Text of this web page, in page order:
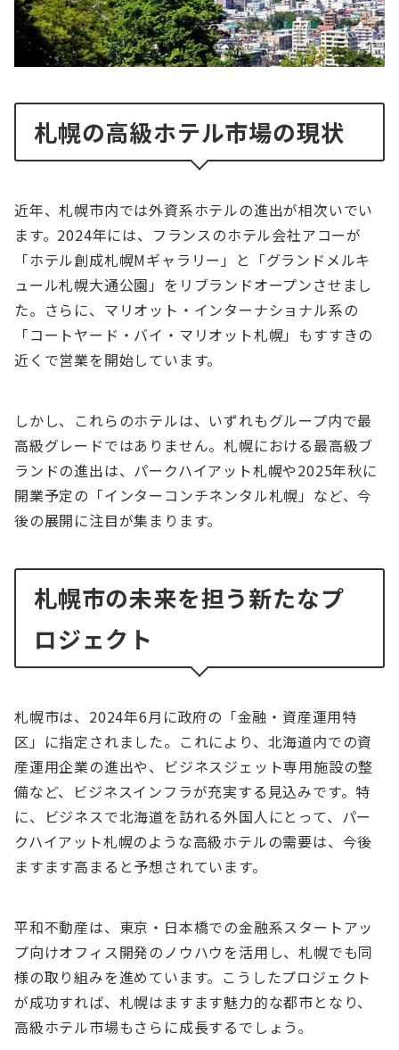
札幌の高級ホテル市場の現状
近年、札幌市内では外資系ホテルの進出が相次いでい
ます。2024年には、フランスのホテル会社アコーが
「ホテル創成札幌Mギャラリー」と「グランドメルキ
ュール札幌大通公園」をリブランドオープンさせまし
た。さらに、マリオット・インターナショナル系の
「コートヤード・バイ・マリオット札幌」もすすきの
近くで営業を開始しています。
しかし、これらのホテルは、いずれもグループ内で最
高級グレードではありません。札幌における最高級ブ
ランドの進出は、パークハイアット札幌や2025年秋に
開業予定の「インターコンチネンタル札幌」など、今
後の展開に注目が集まります。
札幌市の未来を担う新たなプ
ロジェクト
札幌市は、2024年6月に政府の「金融・資産運用特
区」に指定されました。これにより、北海道内での資
産運用企業の進出や、ビジネスジェット専用施設の整
備など、ビジネスインフラが充実する見込みです。特
に、ビジネスで北海道を訪れる外国人にとって、パー
クハイアット札幌のような高級ホテルの需要は、今後
ますます高まると予想されています。
平和不動産は、東京・日本橋での金融系スタートアッ
プ向けオフィス開発のノウハウを活用し、札幌でも同
様の取り組みを進めています。こうしたプロジェクト
が成功すれば、札幌はますます魅力的な都市となり、
高級ホテル市場もさらに成長するでしょう。